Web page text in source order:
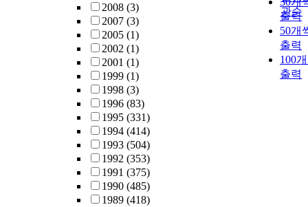
2008 (3)
2007 (3)
2005 (1)
2002 (1)
2001 (1)
1999 (1)
1998 (3)
1996 (83)
1995 (331)
1994 (414)
1993 (504)
1992 (353)
1991 (375)
1990 (485)
1989 (418)
관순
출력
50개
출력
100
출력